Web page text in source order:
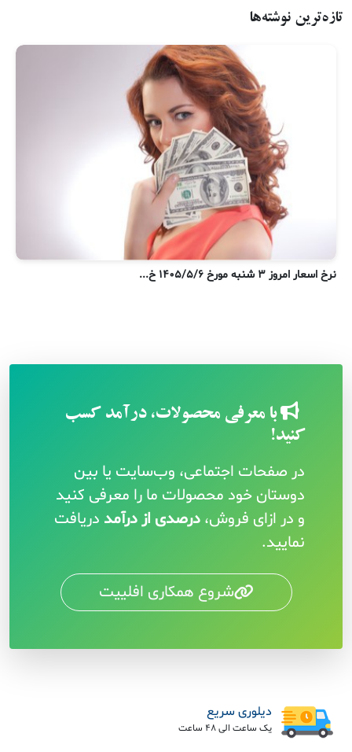
تازه‌ترین نوشته‌ها
نرخ اسعار امروز ۳ شنبه مورخ ۱۴۰۵/۵/۶ خ...
با معرفی محصولات، درآمد کسب
کنید!
در صفحات اجتماعی، وب‌سایت یا بین
دوستان خود محصولات ما را معرفی کنید
و در ازای فروش، درصدی از درآمد دریافت
نمایید.
شروع همکاری افلییت
دیلوری سریع
یک ساعت الی 48 ساعت